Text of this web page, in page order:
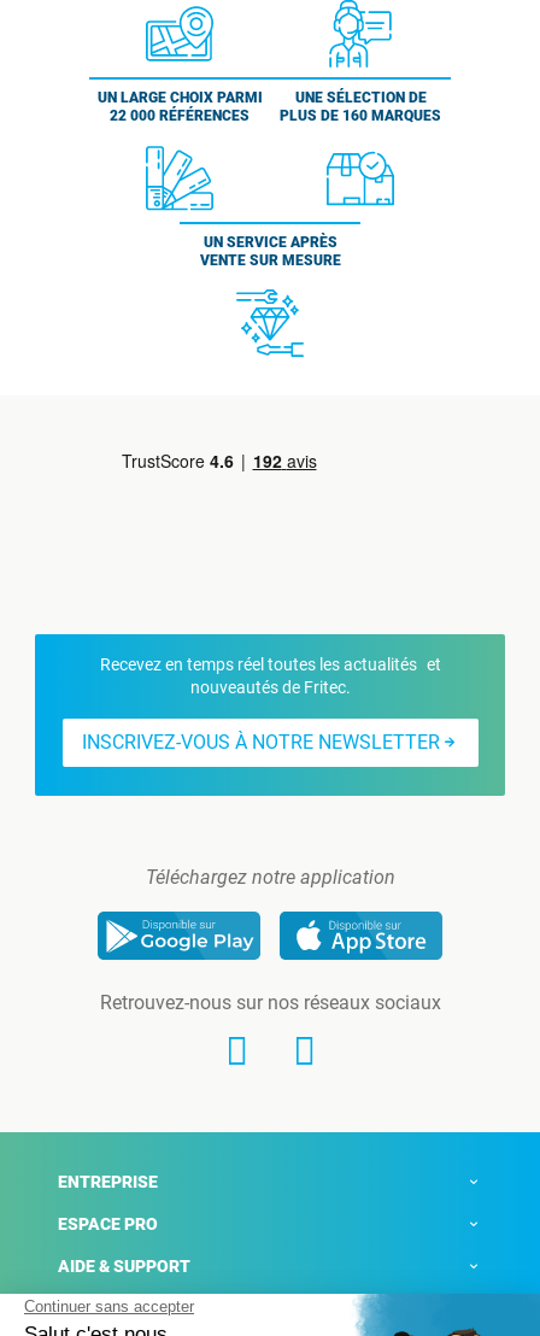
UN LARGE CHOIX PARMI
22 000 RÉFÉRENCES
UNE SÉLECTION DE
PLUS DE 160 MARQUES
UN SERVICE APRÈS
VENTE SUR MESURE
Recevez en temps réel toutes les actualités et
nouveautés de Fritec.
INSCRIVEZ-VOUS À NOTRE NEWSLETTER
Téléchargez notre application
Retrouvez-nous sur nos réseaux sociaux
ENTREPRISE
ESPACE PRO
AIDE & SUPPORT
ACTUALITÉS